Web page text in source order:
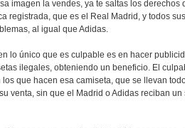
imagen la vendes, ya te saltas los derechos
registrada, que es el Real Madrid, y todos sus
al igual que Adidas.
lo único que es culpable es en hacer
ilegales, obteniendo un beneficio. El
los que hacen esa camiseta, que se llevan
venta, sin que el Madrid o Adidas reciban un